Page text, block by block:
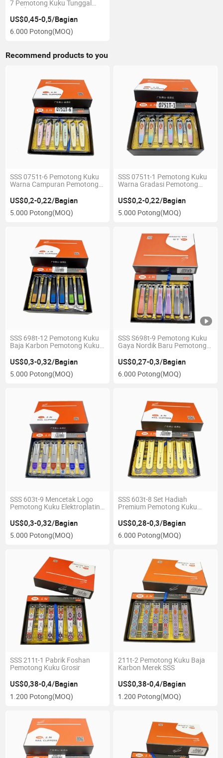
7 Pemotong Kuku Tunggal
untuk Rumah Ukuran Besar
dengan Celah Besar
US$0,45-0,5/Bagian
6.000 Potong(MOQ)
Recommend products to you
SSS 0751t-6 Pemotong Kuku
Warna Campuran Pemotong
Kecantikan Berkualitas Tinggi
US$0,2-0,22/Bagian
5.000 Potong(MOQ)
SSS 0751t-1 Pemotong Kuku
Warna Gradasi Pemotong
Pemotong Kuku yang Nyaman
untuk Mulut Miring
US$0,2-0,22/Bagian
5.000 Potong(MOQ)
SSS 698t-12 Pemotong Kuku
Baja Karbon Pemotong Kuku
Pemotong Kuku
US$0,3-0,32/Bagian
5.000 Potong(MOQ)
SSS S698t-9 Pemotong Kuku
Gaya Nordik Baru Pemotong
US$0,27-0,3/Bagian
6.000 Potong(MOQ)
SSS 603t-9 Mencetak Logo
Pemotong Kuku Elektroplating
Pemotong Kuku Foshan
US$0,3-0,32/Bagian
5.000 Potong(MOQ)
SSS 603t-8 Set Hadiah
Premium Pemotong Kuku
US$0,28-0,3/Bagian
6.000 Potong(MOQ)
SSS 211t-1 Pabrik Foshan
Pemotong Kuku Grosir
US$0,38-0,4/Bagian
1.200 Potong(MOQ)
211t-2 Pemotong Kuku Baja
Karbon Merek SSS
US$0,38-0,4/Bagian
1.200 Potong(MOQ)